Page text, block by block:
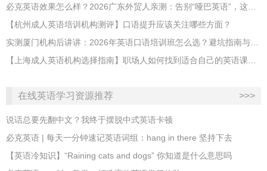
必克英语效果怎么样？2026广东外贸人亲测：告别“哑巴英语”，这才是成年人最高效的自救指南！
【杭州成人英语培训机构测评】口语提升应该关注哪些方面？
实测厦门机构后讲讲：2026年英语口语培训班怎么选？避坑指南与高效学习新范式
【上海成人英语机构选择指南】职场人如何找到适合自己的英语课程？
在线英语学习资源推荐 >>>
说话总要先翻中文？我终于摆脱中式英语卡顿
必克英语 | 每天一分钟速记英语词组：hang in there 坚持下去
​【英语冷知识】“Raining cats and dogs” 你知道是什么意思吗